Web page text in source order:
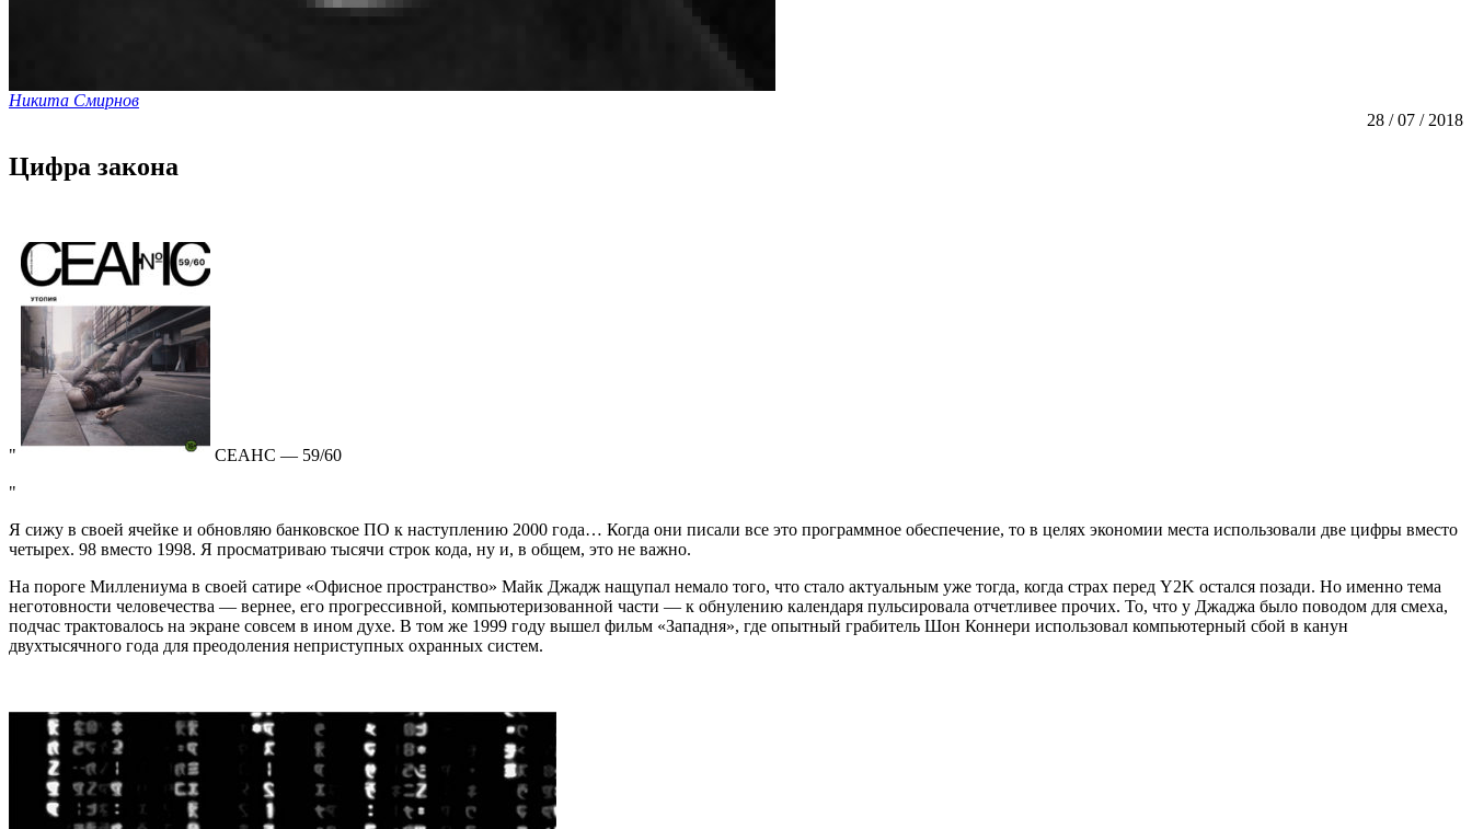
Никита Смирнов
28 / 07 / 2018
Цифра закона
СЕАНС — 59/60
Я сижу в своей ячейке и обновляю банковское ПО к наступлению 2000 года… Когда они писали все это программное обеспечение, то в целях экономии места использовали две цифры вместо
четырех. 98 вместо 1998. Я просматриваю тысячи строк кода, ну и, в общем, это не важно.
На пороге Миллениума в своей сатире «Офисное пространство» Майк Джадж нащупал немало того, что стало актуальным уже тогда, когда страх перед Y2K остался позади. Но именно тема
неготовности человечества — вернее, его прогрессивной, компьютеризованной части — к обнулению календаря пульсировала отчетливее прочих. То, что у Джаджа было поводом для смеха,
подчас трактовалось на экране совсем в ином духе. В том же 1999 году вышел фильм «Западня», где опытный грабитель Шон Коннери использовал компьютерный сбой в канун
двухтысячного года для преодоления неприступных охранных систем.